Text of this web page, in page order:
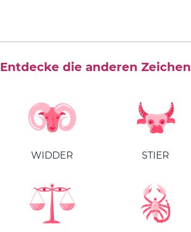
Entdecke die anderen Zeichen
WIDDER STIER